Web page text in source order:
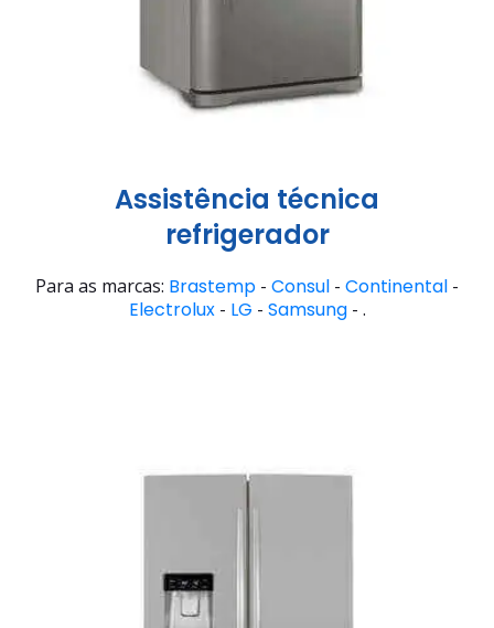
Assistência técnica
refrigerador
Para as marcas: Brastemp - Consul - Continental -
Electrolux- LG - Samsung- .